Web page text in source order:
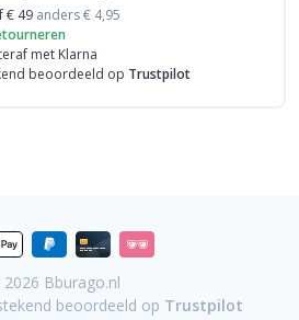
€ 49 anders € 4,95
met Klarna
beoordeeld op Trustpilot
Bburago.nl
beoordeeld op Trustpilot